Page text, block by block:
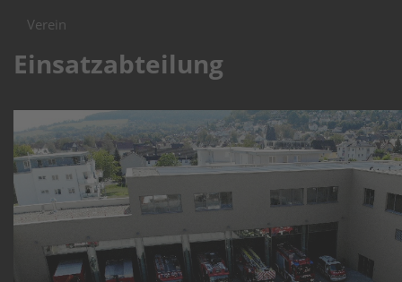
Verein
Einsatzabteilung